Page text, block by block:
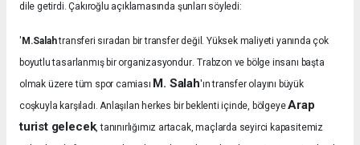
dile getirdi. Çakıroğlu açıklamasında şunları söyledi:
' M.Salahtransferi sıradan bir transfer değil. Yüksek maliyeti yanında çok
boyutlu tasarlanmış bir organizasyondur.Trabzon ve bölge insanı başta
olmak üzere tüm spor camiası M. Salah'ın transfer olayını büyük
coşkuyla karşıladı.Anlaşılan herkes bir beklenti içinde, bölgeyeArap
turist gelecek, tanınırlığımız artacak, maçlarda seyirci kapasitemiz